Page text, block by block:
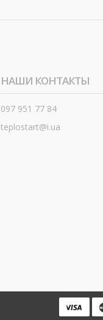
НАШИ КОНТАКТЫ
097 951 77 84
teplostart@i.ua